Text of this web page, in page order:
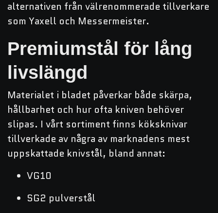
alternativen från välrenommerade tillverkare
som Yaxell och Messermeister.
Premiumstål för lång
livslängd
Materialet i bladet påverkar både skärpa,
hållbarhet och hur ofta kniven behöver
slipas. I vårt sortiment finns köksknivar
tillverkade av några av marknadens mest
uppskattade knivstål, bland annat:
VG10
SG2 pulverstål